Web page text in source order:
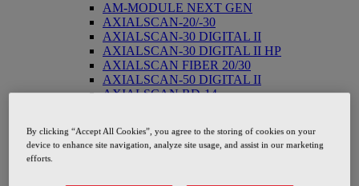
AM-MODULE NEXT GEN
AXIALSCAN-20/-30
AXIALSCAN-30 DIGITAL II
AXIALSCAN-30 DIGITAL II HP
AXIALSCAN FIBER 20/30
AXIALSCAN-50 DIGITAL II
AXIALSCAN RD-14
BUSBAR WELDING MODULE
FOCUSSHIFTER
By clicking “Accept All Cookies”, you agree to the storing of cookies on your
device to enhance site navigation, analyze site usage, and assist in our marketing
efforts.